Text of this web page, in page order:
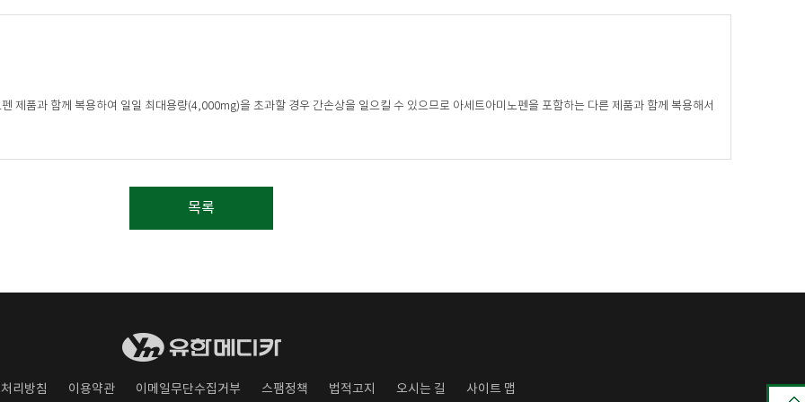
제품과 함께 복용하여 일일 최대용량(4,000mg)을 초과할 경우 간손상을 일으킬 수 있으므로 아세트아미노펜을 포함하는 다른 제품과 함께 복용해서
목록
리방침 이용약관 이메일무단수집거부 스팸정책 법적고지 오시는 길 사이트 맵